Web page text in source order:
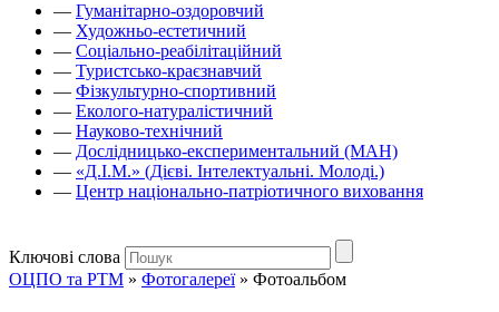
— Гуманітарно-оздоровчий
— Художньо-естетичний
— Соціально-реабілітаційний
— Туристсько-краєзнавчий
— Фізкультурно-спортивний
— Еколого-натуралістичний
— Науково-технічний
— Дослідницько-експериментальний (МАН)
— «Д.І.М.» (Дієві. Інтелектуальні. Молоді.)
— Центр національно-патріотичного виховання
Ключові слова
ОЦПО та РТМ » Фотогалереї» Фотоальбом